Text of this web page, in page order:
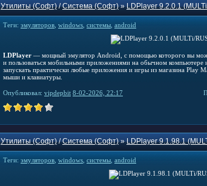
Утилиты (Софт)/Система (Софт)»LDPlayer 9.2.0.1
Теги: эмуляторов windows системы android
LDPlayer — мощный эмулятор Android, с помощью которого вы
и пользоваться мобильными приложениями на обычном компьютере
запускать практически любые приложения и игры из магазина Play
мыши и клавиатуры.
Опубликовал: vipdepbit 8-02-2026, 22:17
Утилиты (Софт)/Система (Софт)»LDPlayer 9.1.98.1
Теги: эмуляторов windows системы android